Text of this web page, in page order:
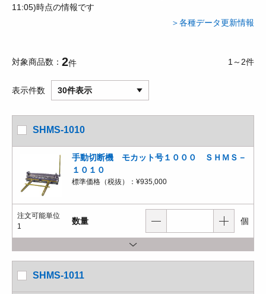
11:05)時点の情報です
＞各種データ更新情報
対象商品数 2件 1～2件
表示件数 30件表示
SHMS-1010
手動切断機 モカット号１０００ ＳＨＭＳ－
１０１０
標準価格（税抜）： ¥935,000
注文可能単位
1
数量 個
SHMS-1011